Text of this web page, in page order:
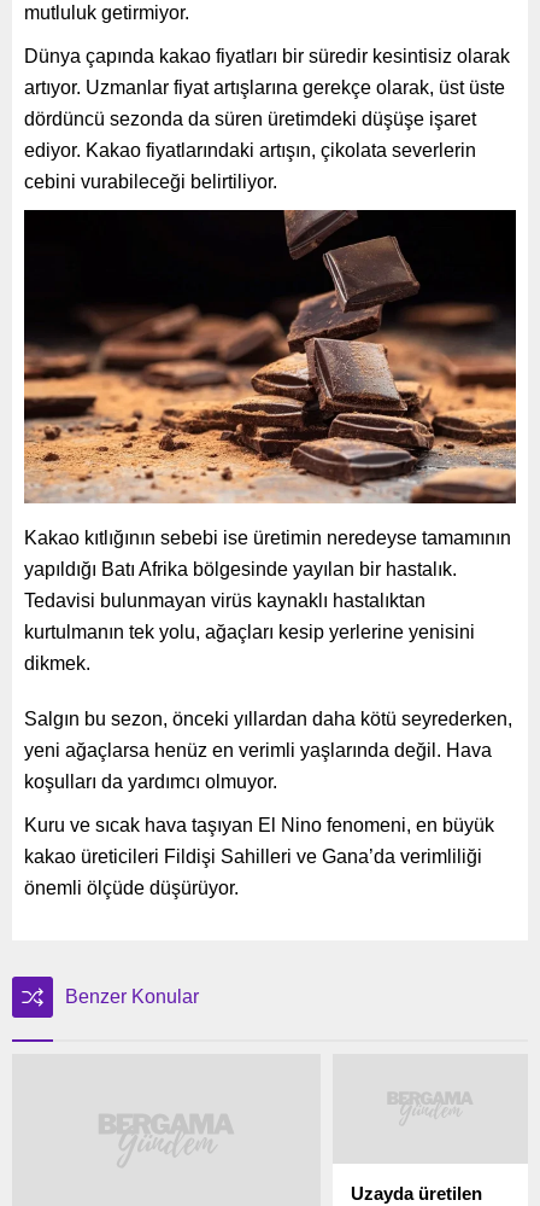
mutluluk getirmiyor.
Dünya çapında kakao fiyatları bir süredir kesintisiz olarak
artıyor. Uzmanlar fiyat artışlarına gerekçe olarak, üst üste
dördüncü sezonda da süren üretimdeki düşüşe işaret
ediyor. Kakao fiyatlarındaki artışın, çikolata severlerin
cebini vurabileceği belirtiliyor.
Kakao kıtlığının sebebi ise üretimin neredeyse tamamının
yapıldığı Batı Afrika bölgesinde yayılan bir hastalık.
Tedavisi bulunmayan virüs kaynaklı hastalıktan
kurtulmanın tek yolu, ağaçları kesip yerlerine yenisini
dikmek.
Salgın bu sezon, önceki yıllardan daha kötü seyrederken,
yeni ağaçlarsa henüz en verimli yaşlarında değil. Hava
koşulları da yardımcı olmuyor.
Kuru ve sıcak hava taşıyan El Nino fenomeni, en büyük
kakao üreticileri Fildişi Sahilleri ve Gana’da verimliliği
önemli ölçüde düşürüyor.
Benzer Konular
Uzayda üretilen